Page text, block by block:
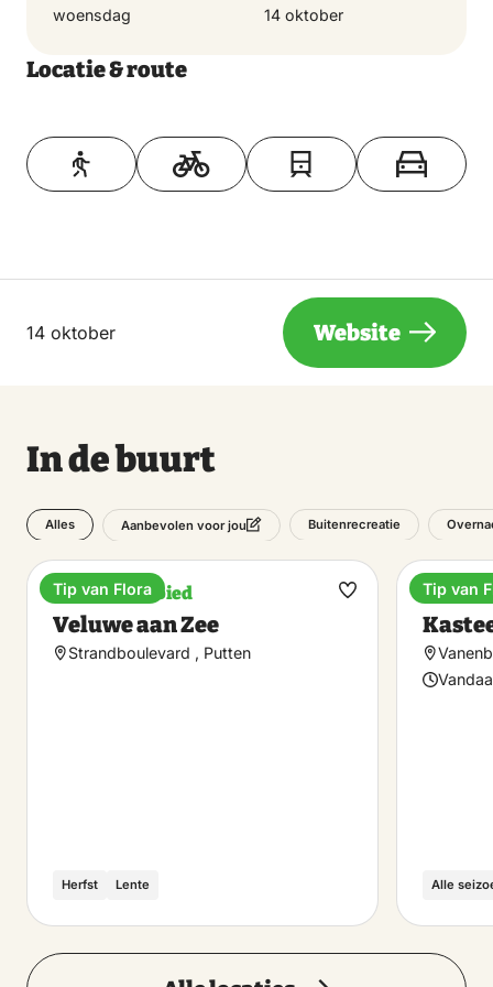
woensdag 14 oktober
Locatie & route
Toon op kaart
14 oktober Website
In de buurt
Alles Aanbevolen voor jou Buitenrecreatie
Recreatiegebied
Veluwe aan Zee
Strandboulevard , Putten
Herfst Lente
Tip van Flora
Maak
Alle
Tip van